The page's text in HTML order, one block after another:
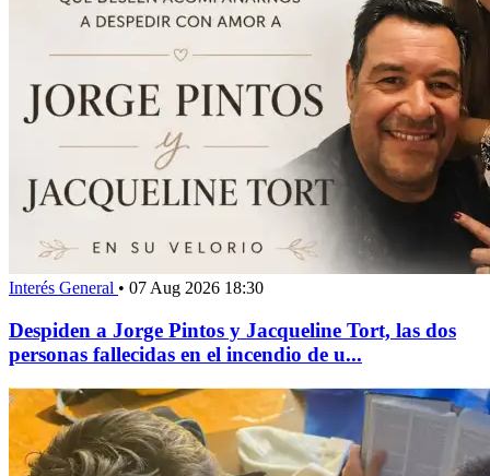
Interés General • 07 Aug 2026 18:30
Despiden a Jorge Pintos y Jacqueline Tort, las dos
personas fallecidas en el incendio de u...